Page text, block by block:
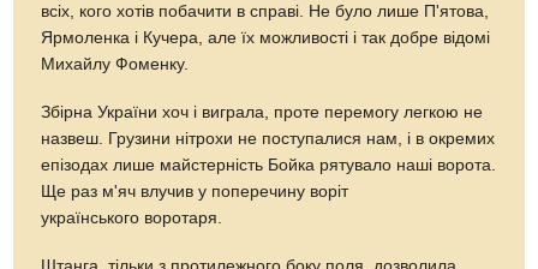
всіх, кого хотів побачити в справі. Не було лише П'ятова,
Ярмоленка і Кучера, але їх можливості і так добре відомі
Михайлу Фоменку.
Збірна України хоч і виграла, проте перемогу легкою не
назвеш. Грузини нітрохи не поступалися нам, і в окремих
епізодах лише майстерність Бойка рятувало наші ворота.
Ще раз м'яч влучив у поперечину воріт
українського воротаря.